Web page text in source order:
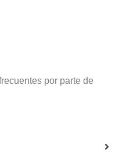
por parte de